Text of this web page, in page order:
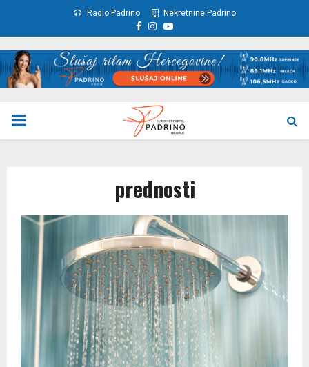
Radio Padrino Nekretnine Padrino
Facebook
Instagram
Youtube
PRIMARY
prednosti